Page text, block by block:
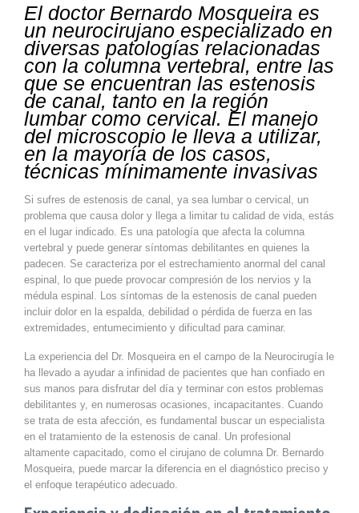
El doctor Bernardo Mosqueira es
un neurocirujano especializado en
diversas patologías relacionadas
con la columna vertebral, entre las
que se encuentran las estenosis
de canal, tanto en la región
lumbar como cervical. El manejo
del microscopio le lleva a utilizar,
en la mayoría de los casos,
técnicas mínimamente invasivas
Si sufres de estenosis de canal, ya sea lumbar o cervical, un
problema que causa dolor y llega a limitar tu calidad de vida, estás
en el lugar indicado. Es una patología que afecta la columna
vertebral y puede generar síntomas debilitantes en quienes la
padecen. Se caracteriza por el estrechamiento anormal del canal
espinal, lo que puede provocar compresión de los nervios y la
médula espinal. Los síntomas de la estenosis de canal pueden
incluir dolor en la espalda, debilidad o pérdida de fuerza en las
extremidades, entumecimiento y dificultad para caminar.
La experiencia del Dr. Mosqueira en el campo de la Neurocirugía le
ha llevado a ayudar a infinidad de pacientes que han confiado en
sus manos para disfrutar del día y terminar con estos problemas
debilitantes y, en numerosas ocasiones, incapacitantes. Cuando
se trata de esta afección, es fundamental buscar un especialista
en el tratamiento de la estenosis de canal. Un profesional
altamente capacitado, como el cirujano de columna Dr. Bernardo
Mosqueira, puede marcar la diferencia en el diagnóstico preciso y
el enfoque terapéutico adecuado.